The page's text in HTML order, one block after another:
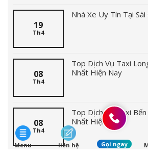
19
Th4
Nhà Xe Uy Tín Tại Sài
08
Th4
Top Dịch Vụ Taxi
Nhất Hiện Nay
08
Th4
Top Dịch Vụ Taxi
Nhất Hiện Nay
Menu liên hệ Gọi ngay